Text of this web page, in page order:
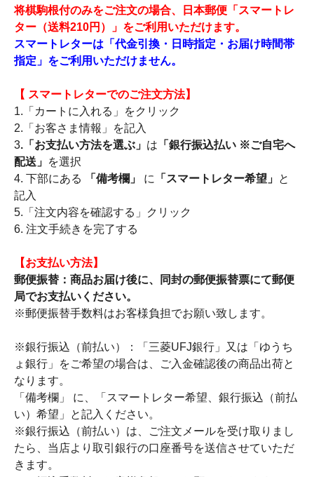
将棋駒根付のみをご注文の場合、日本郵便「スマートレ
ター（送料210円）」をご利用いただけます。
スマートレターは「代金引換・日時指定・お届け時間帯
指定」をご利用いただけません。
【 スマートレターでのご注文方法】
1.「カートに入れる」をクリック
2.「お客さま情報」を記入
3.「お支払い方法を選ぶ」 は 「銀行振込払い ※ご自宅へ
配送」 を選択
4. 下部にある
「備考欄」 に 「スマートレター希望」 と
記入
5.「注文内容を確認する」クリック
6. 注文手続きを完了する
【お支払い方法】
郵便振替：商品お届け後に、同封の郵便振替票にて郵便
局でお支払いください。
※郵便振替手数料はお客様負担でお願い致します。
※銀行振込（前払い）：「三菱UFJ銀行」又は「ゆうち
ょ銀行」をご希望の場合は、ご入金確認後の商品出荷と
なります。
「備考欄」 に、「スマートレター希望、銀行振込（前払
い）希望」と記入ください。
※銀行振込（前払い）は、ご注文メールを受け取りまし
たら、当店より取引銀行の口座番号を送信させていただ
きます。